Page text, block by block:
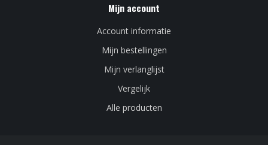
Mijn account
Account informatie
Mijn bestellingen
Mijn verlanglijst
Vergelijk
Alle producten